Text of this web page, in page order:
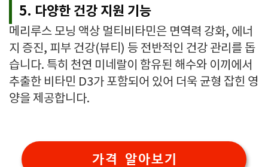
5. 다양한 건강 지원 기능
메리루스 모닝 액상 멀티비타민은 면역력 강화, 에너
지 증진, 피부 건강(뷰티) 등 전반적인 건강 관리를 돕
습니다. 특히 천연 미네랄이 함유된 해수와 이끼에서
추출한 비타민 D3가 포함되어 있어 더욱 균형 잡힌 영
양을 제공합니다.
가격 알아보기